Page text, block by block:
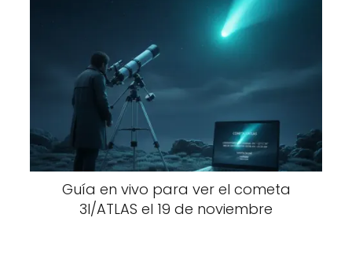
Guía en vivo para ver el cometa
3I/ATLAS el 19 de noviembre